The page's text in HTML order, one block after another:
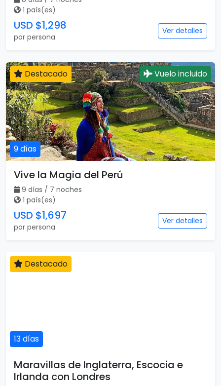
1 país(es)
USD $1,298
por persona
Ver detalles
9 días
Destacado Vuelo incluido
Vive la Magia del Perú
9 días / 7 noches
1 país(es)
USD $1,697
por persona
Ver detalles
13 días
Destacado
Maravillas de Inglaterra, Escocia e
Irlanda con Londres